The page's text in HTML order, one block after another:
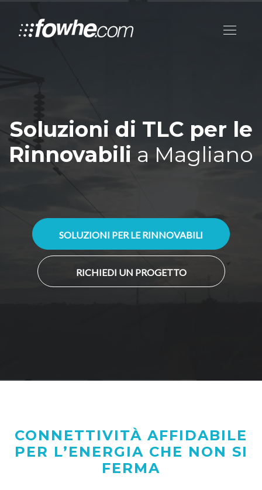
Soluzioni di TLC per le
Rinnovabili a Magliano
SOLUZIONI PER LE RINNOVABILI
RICHIEDI UN PROGETTO
CONNETTIVITÀ AFFIDABILE
PER L’ENERGIA CHE NON SI
FERMA